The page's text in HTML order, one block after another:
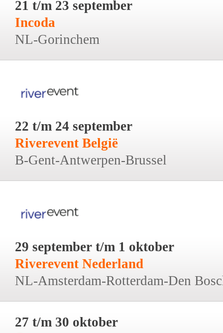
21 t/m 23 september
Incoda
NL-Gorinchem
22 t/m 24 september
Riverevent België
B-Gent-Antwerpen-Brussel
29 september t/m 1 oktober
Riverevent Nederland
NL-Amsterdam-Rotterdam-Den
27 t/m 30 oktober